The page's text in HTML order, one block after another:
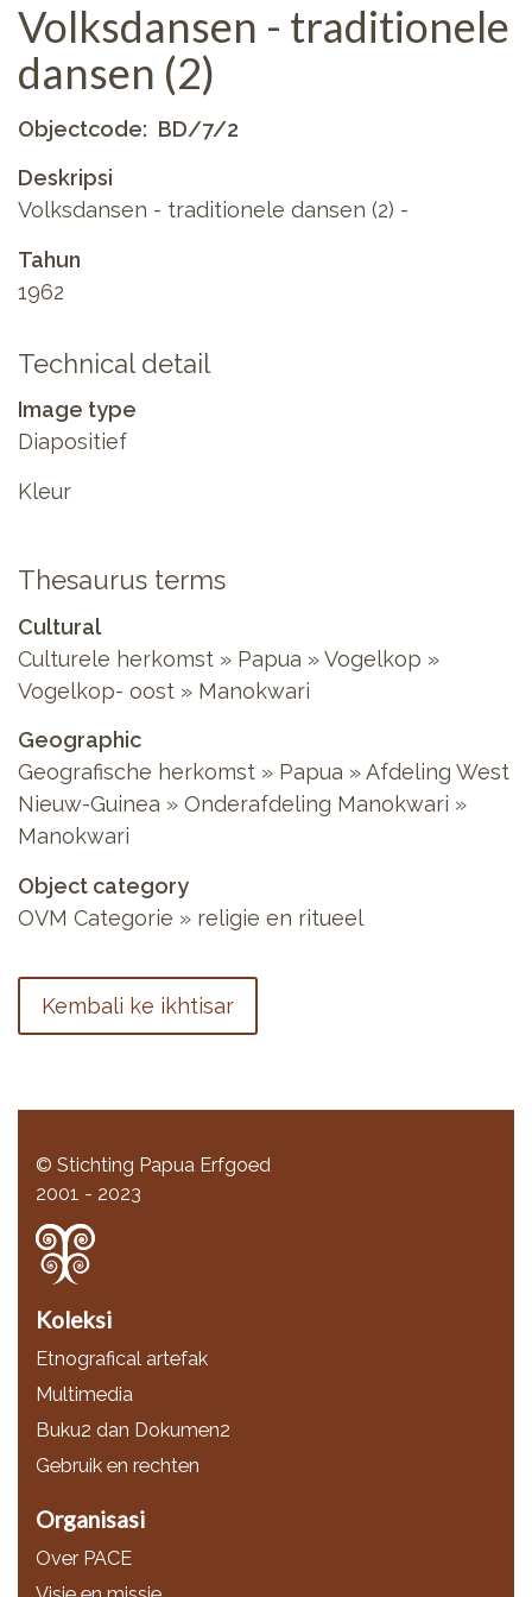
Volksdansen - traditionele
dansen (2)
Objectcode
BD/7/2
Deskripsi
Volksdansen - traditionele dansen (2) -
Tahun
1962
Technical detail
Image type
Diapositief
Kleur
Thesaurus terms
Cultural
Culturele herkomst » Papua » Vogelkop »
Vogelkop- oost » Manokwari
Geographic
Geografische herkomst » Papua » Afdeling West
Nieuw-Guinea » Onderafdeling Manokwari »
Manokwari
Object category
OVM Categorie » religie en ritueel
Kembali ke ikhtisar
© Stichting Papua Erfgoed
2001 - 2023
Koleksi
Etnografical artefak
Multimedia
Buku2 dan Dokumen2
Gebruik en rechten
Organisasi
Over PACE